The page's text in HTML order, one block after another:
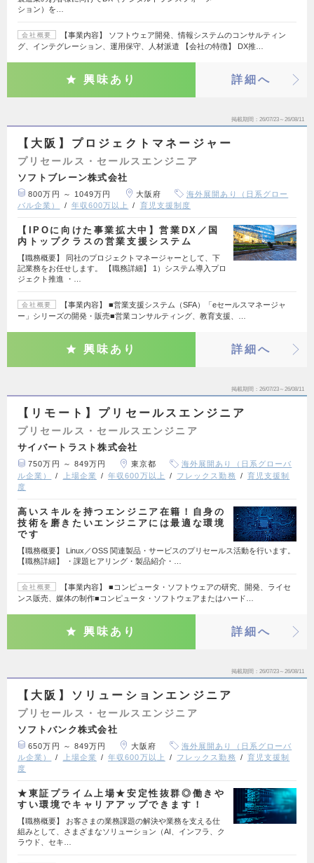
ション）を…
会社概要
【事業内容】 ソフトウェア開発、情報システムのコンサルティン
グ、インテグレーション、運用保守、人材派遣 【会社の特徴】 DX推…
興味あり 詳細へ
掲載期間 26/07/23～26/08/11
【大阪】プロジェクトマネージャー
プリセールス・セールスエンジニア
ソフトブレーン株式会社
800万円 ～ 1049万円 大阪府
海外展開あり（日系グロー
バル企業）
年収600万以上 育児支援制度
【IPOに向けた事業拡大中】営業DX／国
内トップクラスの営業支援システム
【職務概要】 同社のプロジェクトマネージャーとして、下
記業務をお任せします。 【職務詳細】 1）システム導入プロ
ジェクト推進 ・…
会社概要
【事業内容】 ■営業支援システム（SFA）「eセールスマネージャ
ー」シリーズの開発・販売■営業コンサルティング、教育支援、…
興味あり 詳細へ
掲載期間 26/07/23～26/08/11
【リモート】プリセールスエンジニア
プリセールス・セールスエンジニア
サイバートラスト株式会社
750万円 ～ 849万円 東京都
海外展開あり（日系グローバ
ル企業）
上場企業 年収600万以上 フレックス勤務
育児支援制
度
高いスキルを持つエンジニア在籍！自身の
技術を磨きたいエンジニアには最適な環境
です
【職務概要】 Linux／OSS 関連製品・サービスのプリセールス活動を行います。
【職務詳細】 ・課題ヒアリング・製品紹介・…
会社概要
【事業内容】 ■コンピュータ・ソフトウェアの研究、開発、ライセ
ンス販売、媒体の制作■コンピュータ・ソフトウェアまたはハード…
興味あり 詳細へ
掲載期間 26/07/23～26/08/11
【大阪】ソリューションエンジニア
プリセールス・セールスエンジニア
ソフトバンク株式会社
650万円 ～ 849万円 大阪府
海外展開あり（日系グローバ
ル企業）
上場企業 年収600万以上 フレックス勤務
育児支援制
度
★東証プライム上場★安定性抜群◎働きや
すい環境でキャリアアップできます！
【職務概要】 お客さまの業務課題の解決や業務を支える仕
組みとして、さまざまなソリューション（AI、インフラ、ク
ラウド、セキ…